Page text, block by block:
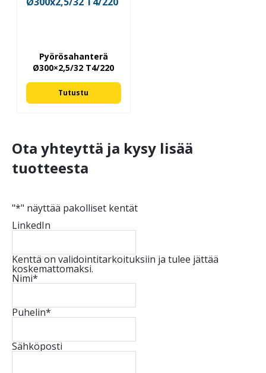
Pyörösahanterä
Ø300×2,5/32 T4/220
Tutustu
Ota yhteyttä ja kysy lisää
tuotteesta
"*" näyttää pakolliset kentät
LinkedIn
Kenttä on validointitarkoituksiin ja tulee jättää
koskemattomaksi.
Nimi*
Puhelin*
Sähköposti